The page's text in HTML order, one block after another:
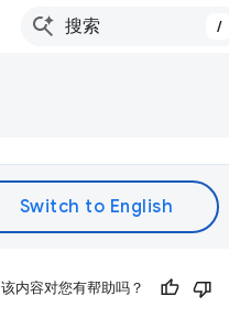
/
该内容对您有帮助吗？